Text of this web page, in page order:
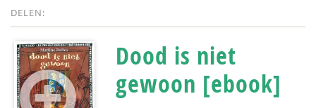
DELEN:
Dood is niet
gewoon [ebook]